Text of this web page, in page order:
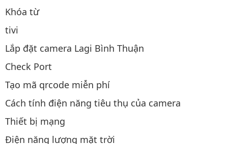
Khóa từ
tivi
Lắp đặt camera Lagi Bình Thuận
Check Port
Tạo mã qrcode miễn phí
Cách tính điện năng tiêu thụ của camera
Thiết bị mạng
Điện năng lượng mặt trời